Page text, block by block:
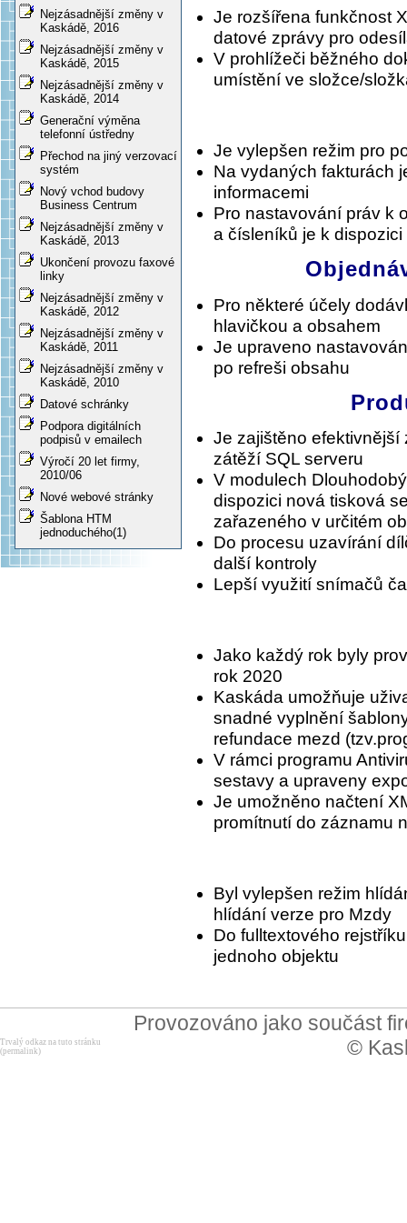
Nejzásadnější změny v
Kaskádě, 2016
Nejzásadnější změny v
Kaskádě, 2015
Nejzásadnější změny v
Kaskádě, 2014
Generační výměna
telefonní ústředny
Přechod na jiný verzovací
systém
Nový vchod budovy
Business Centrum
Nejzásadnější změny v
Kaskádě, 2013
Ukončení provozu faxové
linky
Nejzásadnější změny v
Kaskádě, 2012
Nejzásadnější změny v
Kaskádě, 2011
Nejzásadnější změny v
Kaskádě, 2010
Datové schránky
Podpora digitálních
podpisů v emailech
Výročí 20 let firmy,
2010/06
Nové webové stránky
Šablona HTM
jednoduchého(1)
Je rozšířena funkčnost
datové zprávy pro
V prohlížeči běžného
umístění ve složce/
Je vylepšen režim pro
Na vydaných fakturách
informacemi
Pro nastavování práv k
a čísleníků je k
Pro některé účely
hlavičkou a obsahem
Je upraveno
po refreši obsahu
Je zajištěno
zátěží SQL serveru
V modulech
dispozici nová tisková
zařazeného v určitém
Do procesu uzavírání
další kontroly
Lepší využití snímačů
Jako každý rok byly
rok 2020
Kaskáda umožňuje
snadné vyplnění
refundace mezd
V rámci programu
sestavy a upraveny
Je umožněno načtení
promítnutí do záznamu
Byl vylepšen režim
hlídání verze pro Mzdy
Do fulltextového
jednoho objektu
Provozováno jako součást
©
Trvalý odkaz na tuto stránku
(permalink)